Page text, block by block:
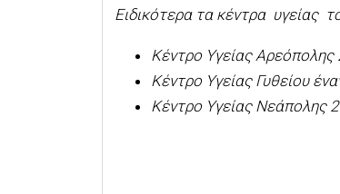
Ειδικότερα τα κέντρα υγείας
Κέντρο Υγείας Αρεόπολης
Κέντρο Υγείας Γυθείου
Κέντρο Υγείας Νεάπολης